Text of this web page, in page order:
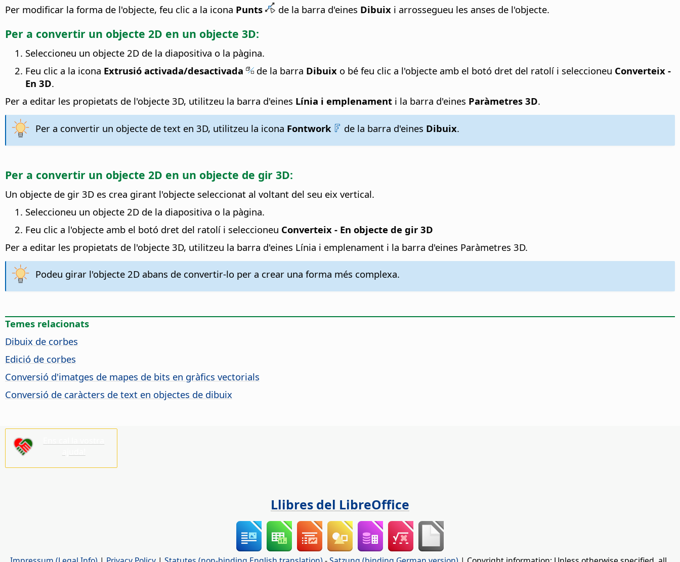
Per modificar la forma de l'objecte, feu clic a la icona Punts de la barra d'eines Dibuix i arrossegueu les anses de l'objecte.
Per a convertir un objecte 2D en un objecte 3D:
Seleccioneu un objecte 2D de la diapositiva o la pàgina.
Feu clic a la icona Extrusió activada/desactivada de la barra Dibuix o bé feu clic a l'objecte amb el botó dret del ratolí i seleccioneu Converteix -
En 3D.
Per a editar les propietats de l'objecte 3D, utilitzeu la barra d'eines Línia i emplenament i la barra d'eines Paràmetres 3D.
Per a convertir un objecte de text en 3D, utilitzeu la icona Fontwork de la barra d'eines Dibuix.
Per a convertir un objecte 2D en un objecte de gir 3D:
Un objecte de gir 3D es crea girant l'objecte seleccionat al voltant del seu eix vertical.
Seleccioneu un objecte 2D de la diapositiva o la pàgina.
Feu clic a l'objecte amb el botó dret del ratolí i seleccioneu Converteix - En objecte de gir 3D
Per a editar les propietats de l'objecte 3D, utilitzeu la barra d'eines Línia i emplenament i la barra d'eines Paràmetres 3D.
Podeu girar l'objecte 2D abans de convertir-lo per a crear una forma més complexa.
Temes relacionats
Dibuix de corbes
Edició de corbes
Conversió d'imatges de mapes de bits en gràfics vectorials
Conversió de caràcters de text en objectes de dibuix
Llibres del LibreOffice